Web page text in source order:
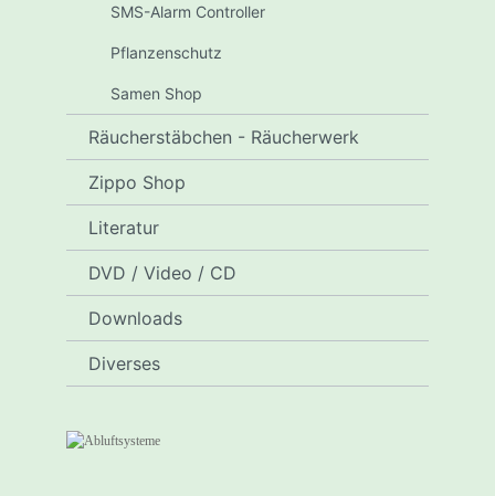
SMS-Alarm Controller
Pflanzenschutz
Samen Shop
Räucherstäbchen - Räucherwerk
Zippo Shop
Literatur
DVD / Video / CD
Downloads
Diverses